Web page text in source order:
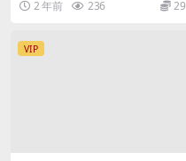
实战内容库系统...
2 年前 236 29
VIP